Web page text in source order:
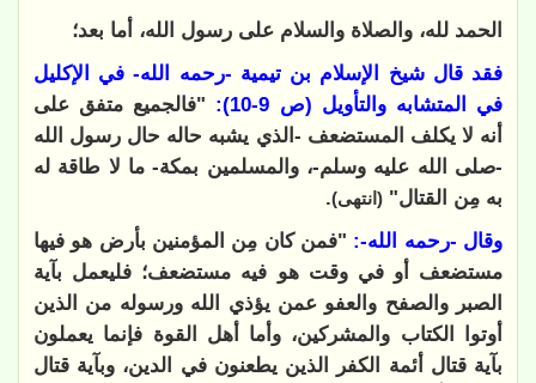
الحمد لله، والصلاة والسلام على رسول الله، أما بعد؛
فقد قال شيخ الإسلام بن تيمية -رحمه الله- في الإكليل
في المتشابه والتأويل (ص 9-10):
"فالجميع متفق على
أنه لا يكلف المستضعف -الذي يشبه حاله حال رسول الله
-صلى الله عليه وسلم-، والمسلمين بمكة- ما لا طاقة له
به مِن القتال" (انتهى).
وقال -رحمه الله-: "فمن كان مِن المؤمنين بأرض هو فيها
مستضعف أو في وقت هو فيه مستضعف؛ فليعمل بآية
الصبر والصفح والعفو عمن يؤذي الله ورسوله من الذين
أوتوا الكتاب والمشركين، وأما أهل القوة فإنما يعملون
بآية قتال أئمة الكفر الذين يطعنون في الدين، وبآية قتال